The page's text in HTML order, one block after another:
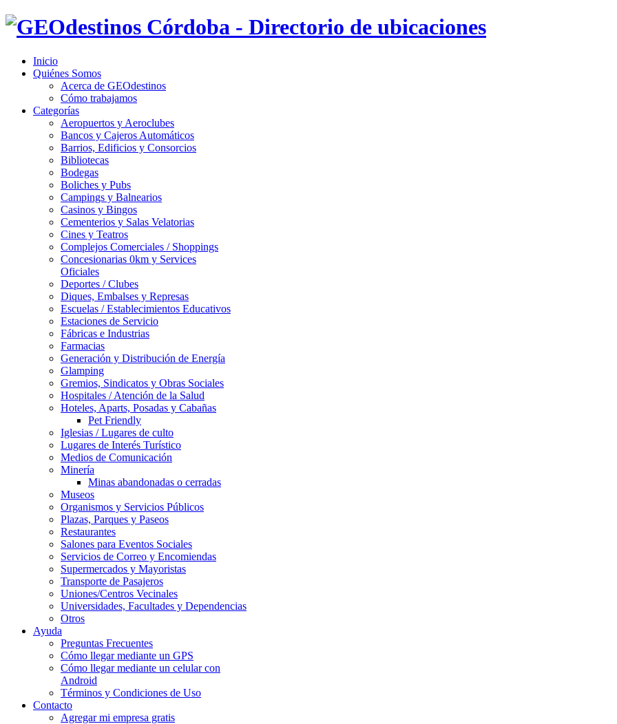
Inicio
Quiénes Somos
Acerca de GEOdestinos
Cómo trabajamos
Categorías
Aeropuertos y Aeroclubes
Bancos y Cajeros Automáticos
Barrios, Edificios y Consorcios
Bibliotecas
Bodegas
Boliches y Pubs
Campings y Balnearios
Casinos y Bingos
Cementerios y Salas Velatorias
Cines y Teatros
Complejos Comerciales / Shoppings
Concesionarias 0km y Services
Oficiales
Deportes / Clubes
Diques, Embalses y Represas
Escuelas / Establecimientos Educativos
Estaciones de Servicio
Fábricas e Industrias
Farmacias
Generación y Distribución de Energía
Glamping
Gremios, Sindicatos y Obras Sociales
Hospitales / Atención de la Salud
Hoteles, Aparts, Posadas y Cabañas
Pet Friendly
Iglesias / Lugares de culto
Lugares de Interés Turístico
Medios de Comunicación
Minería
Minas abandonadas o cerradas
Museos
Organismos y Servicios Públicos
Plazas, Parques y Paseos
Restaurantes
Salones para Eventos Sociales
Servicios de Correo y Encomiendas
Supermercados y Mayoristas
Transporte de Pasajeros
Uniones/Centros Vecinales
Universidades, Facultades y Dependencias
Otros
Ayuda
Preguntas Frecuentes
Cómo llegar mediante un GPS
Cómo llegar mediante un celular con
Android
Términos y Condiciones de Uso
Contacto
Agregar mi empresa gratis